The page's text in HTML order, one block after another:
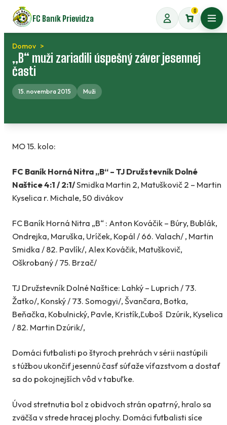
Preskočiť
na
obsah
FC Baník Prievidza
0
Domov
„B“ muži zariadili úspešný záver jesennej
časti
15. novembra 2015 Muži
MO 15. kolo:
FC Baník Horná Nitra „B“ – TJ Družstevník Dolné
Naštice 4:1 / 2:1/Smidka Martin 2, Matuškovič 2 – Martin
Kyselica r. Michale, 50 divákov
FC Baník Horná Nitra „B“ : Anton Kováčik – Búry, Bublák,
Ondrejka, Maruška, Uríček, Kopál / 66. Valach/ , Martin
Smidka / 82. Pavlík/, Alex Kováčik, Matuškovič,
Oškrobaný / 75. Brzač/
TJ Družstevník Dolné Naštice: Lahký – Luprich / 73.
Žatko/, Konský / 73. Somogyi/, Švančara, Botka,
Beňačka, Kobulnický, Pavle, Kristík,Ľuboš Dzúrik, Kyselica
/ 82. Martin Dzúrik/,
Domáci futbalisti po štyroch prehrách v sérii nastúpili
s túžbou ukončiť jesennú časť súťaže víťazstvom a dostať
sa do pokojnejších vôd v tabuľke.
Úvod stretnutia bol z obidvoch strán opatrný, hralo sa
zväčša v strede hracej plochy. Domáci futbalisti síce